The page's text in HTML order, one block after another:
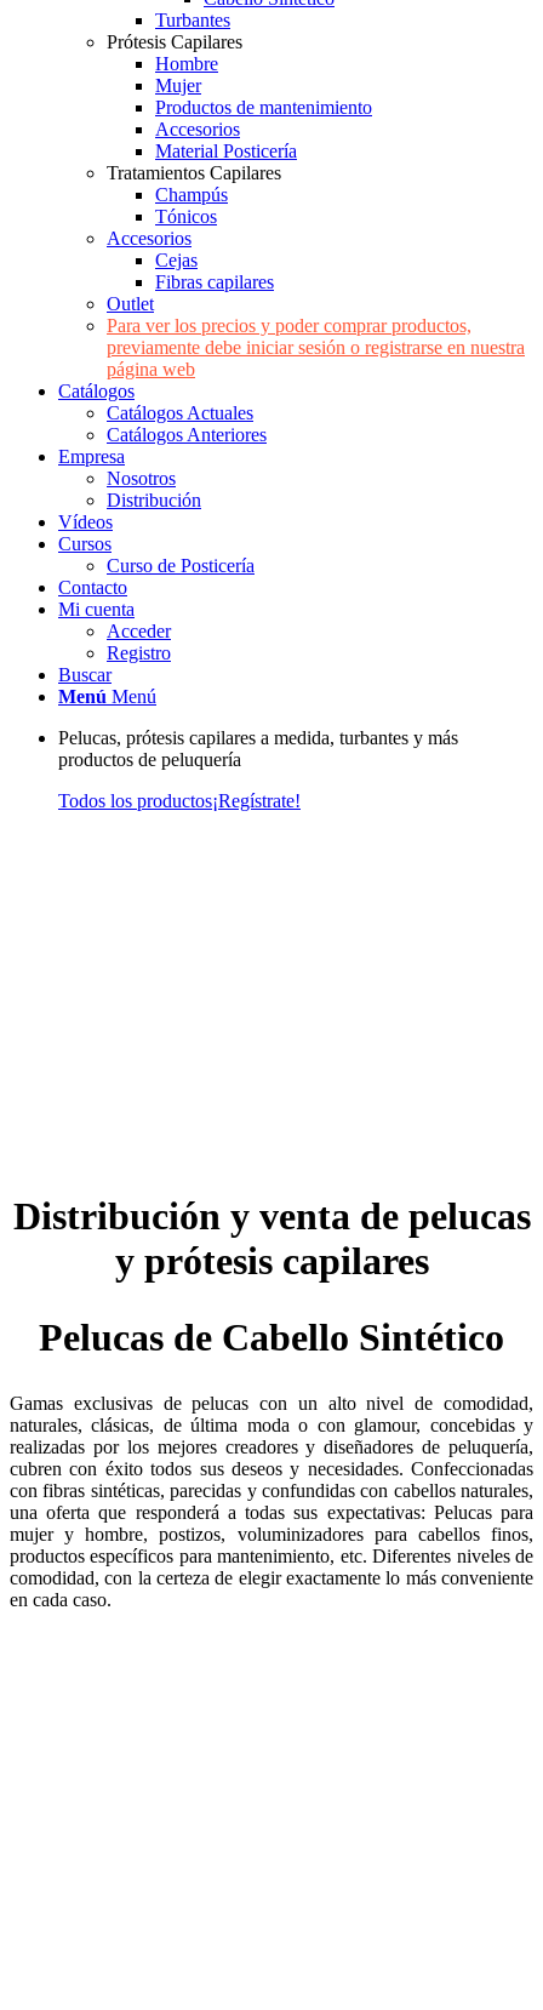
Turbantes
Prótesis Capilares
Hombre
Mujer
Productos de mantenimiento
Accesorios
Material Posticería
Tratamientos Capilares
Champús
Tónicos
Accesorios
Cejas
Fibras capilares
Outlet
Para ver los precios y poder comprar productos,
previamente debe iniciar sesión o registrarse en nuestra
página web
Catálogos
Catálogos Actuales
Catálogos Anteriores
Empresa
Nosotros
Distribución
Vídeos
Cursos
Curso de Posticería
Contacto
Mi cuenta
Acceder
Registro
Buscar
Menú Menú
Pelucas, prótesis capilares a medida, turbantes y más
productos de peluquería
Todos los productos¡Regístrate!
Distribución y venta de pelucas
y prótesis capilares
Pelucas de Cabello Sintético
Gamas exclusivas de pelucas con un alto nivel de comodidad,
naturales, clásicas, de última moda o con glamour, concebidas y
realizadas por los mejores creadores y diseñadores de peluquería,
cubren con éxito todos sus deseos y necesidades. Confeccionadas
con fibras sintéticas, parecidas y confundidas con cabellos naturales,
una oferta que responderá a todas sus expectativas: Pelucas para
mujer y hombre, postizos, voluminizadores para cabellos finos,
productos específicos para mantenimiento, etc. Diferentes niveles de
comodidad, con la certeza de elegir exactamente lo más conveniente
en cada caso.